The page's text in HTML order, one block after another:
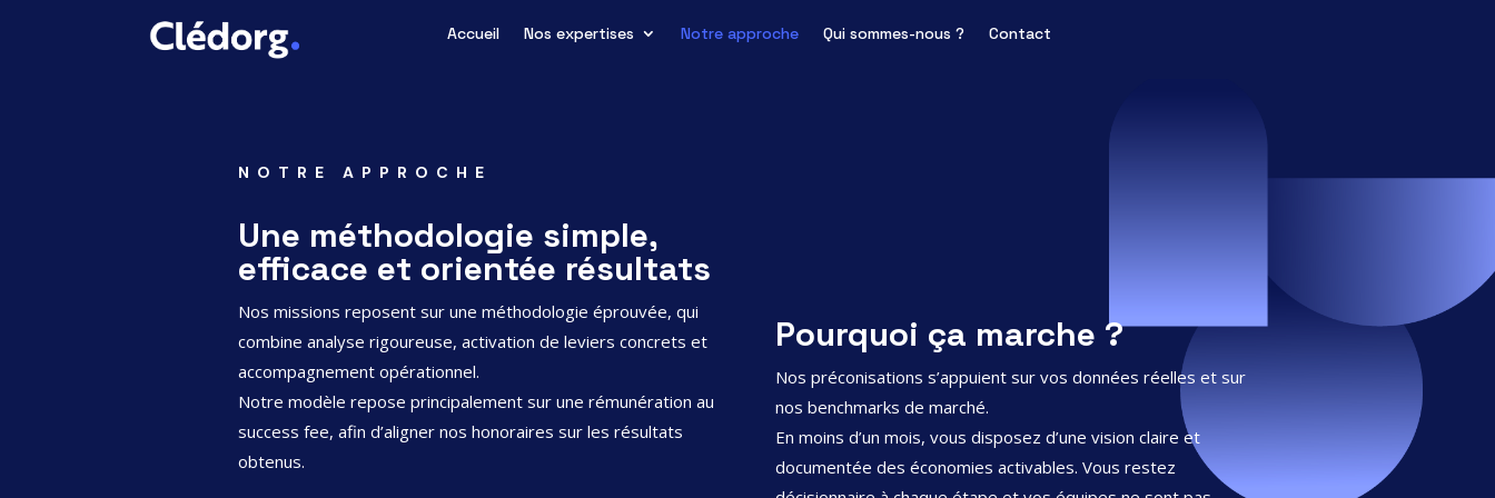
Accueil Nos expertises Notre approche Qui sommes-nous ? Contact
NOTRE APPROCHE
Une méthodologie simple,
efficace et orientée résultats
Nos missions reposent sur une méthodologie éprouvée, qui
combine analyse rigoureuse, activation de leviers concrets et
accompagnement opérationnel.
Notre modèle repose principalement sur une rémunération au
success fee, afin d’aligner nos honoraires sur les résultats
obtenus.
Pourquoi ça marche ?
Nos préconisations s’appuient sur vos données réelles et sur
nos benchmarks de marché.
En moins d’un mois, vous disposez d’une vision claire et
documentée des économies activables. Vous restez